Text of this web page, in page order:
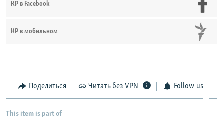
КР в Facebook
КР в мобильном
Поделиться Читать без VPN Follow us
This item is part of